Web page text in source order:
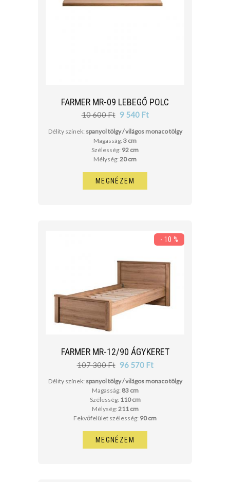
FARMER MR-09 LEBEGŐ POLC
10 600 Ft 9 540 Ft
Délity színek: spanyol tölgy / világos monaco tölgy
Magasság: 3 cm
Szélesség: 92 cm
Mélység: 20 cm
MEGNÉZEM
FARMER MR-12/90 ÁGYKERET
107 300 Ft 96 570 Ft
- 10 %
Délity színek: spanyol tölgy / világos monaco tölgy
Magasság: 83 cm
Szélesség: 110 cm
Mélység: 211 cm
Fekvőfelület szélesség: 90 cm
MEGNÉZEM